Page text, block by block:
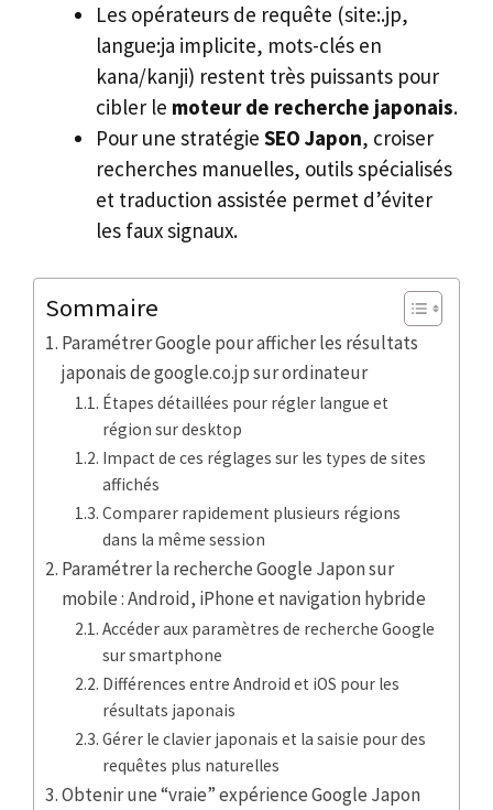
Les opérateurs de requête (site:.jp,
langue:ja implicite, mots-clés en
kana/kanji) restent très puissants pour
cibler le moteur de recherche japonais.
Pour une stratégie SEO Japon, croiser
recherches manuelles, outils spécialisés
et traduction assistée permet d’éviter
les faux signaux.
Sommaire
Paramétrer Google pour afficher les résultats
japonais de google.co.jp sur ordinateur
Étapes détaillées pour régler langue et
région sur desktop
Impact de ces réglages sur les types de sites
affichés
Comparer rapidement plusieurs régions
dans la même session
Paramétrer la recherche Google Japon sur
mobile : Android, iPhone et navigation hybride
Accéder aux paramètres de recherche Google
sur smartphone
Différences entre Android et iOS pour les
résultats japonais
Gérer le clavier japonais et la saisie pour des
requêtes plus naturelles
Obtenir une “vraie” expérience Google Japon